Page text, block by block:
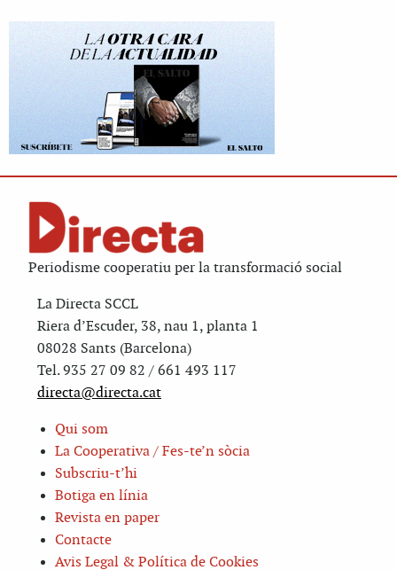
Periodisme cooperatiu per la transformació social
La Directa SCCL
Riera d’Escuder, 38, nau 1, planta 1
08028 Sants (Barcelona)
Tel. 935 27 09 82 / 661 493 117
directa@directa.cat
Qui som
La Cooperativa / Fes-te’n sòcia
Subscriu-t’hi
Botiga en línia
Revista en paper
Contacte
Avis Legal & Política de Cookies